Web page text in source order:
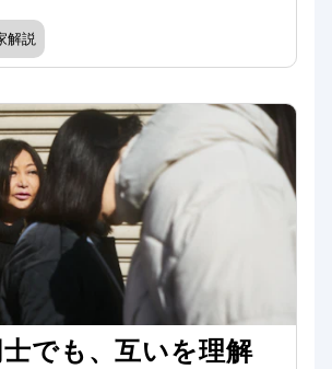
解説
でも、互いを理解